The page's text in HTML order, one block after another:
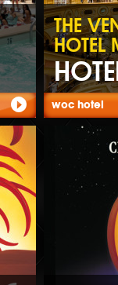
THE
woc hotel